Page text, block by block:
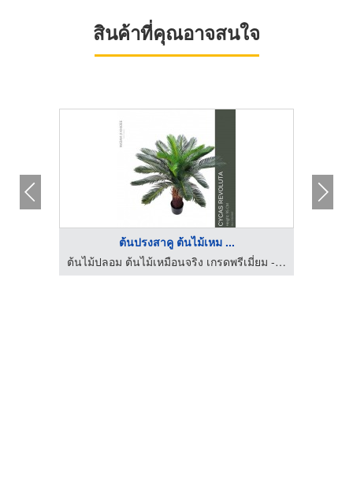
สินค้าที่คุณอาจสนใจ
ต้นปรงสาคู ต้นไม้เหม ...
ต้นไม้ปลอม ต้นไม้เหมือนจริง เกรดพรีเมี่ยม - มาดามขจี